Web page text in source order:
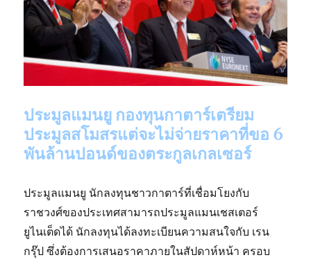
ประมูลแมนยู กองทุนกาตาร์เตรียม
ประมูลสโมสรแต่จะไม่จ่ายราคาที่ขอ 6
พันล้านปอนด์ของตระกูลเกลเซอร์
ประมูลแมนยู นักลงทุนชาวกาตาร์ที่เชื่อมโยงกับ
ราชวงศ์ของประเทศสามารถประมูลแมนเชสเตอร์
ยูไนเต็ดได้ นักลงทุนได้ลงทะเบียนความสนใจกับ เรน
กรุ๊ป ซึ่งต้องการเสนอราคาภายในสัปดาห์หน้า ครอบ